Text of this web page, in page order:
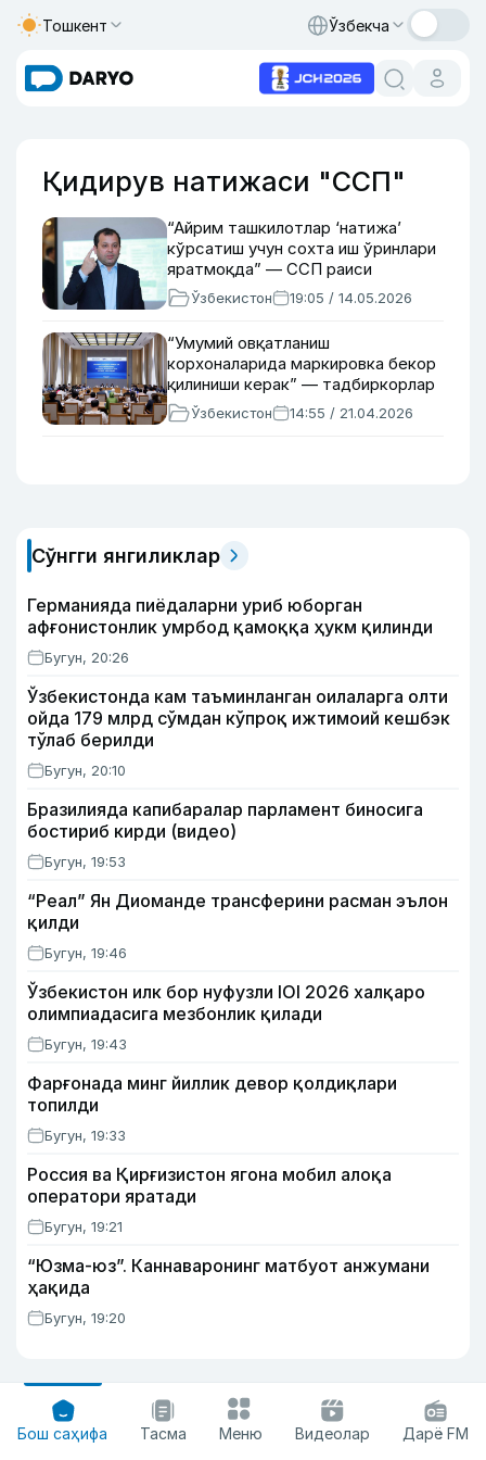
Тошкент Ўзбекча
Қидирув натижаси "ССП"
“Айрим ташкилотлар ‘натижа’
кўрсатиш учун сохта иш ўринлари
яратмоқда” — ССП раиси
Ўзбекистон 19:05 / 14.05.2026
“Умумий овқатланиш
корхоналарида маркировка бекор
қилиниши керак” — тадбиркорлар
Ўзбекистон 14:55 / 21.04.2026
Сўнгги янгиликлар
Германияда пиёдаларни уриб юборган
афғонистонлик умрбод қамоққа ҳукм қилинди
Бугун, 20:26
Ўзбекистонда кам таъминланган оилаларга олти
ойда 179 млрд сўмдан кўпроқ ижтимоий кешбэк
тўлаб берилди
Бугун, 20:10
Бразилияда капибаралар парламент биносига
бостириб кирди (видео)
Бугун, 19:53
“Реал” Ян Диоманде трансферини расман эълон
қилди
Бугун, 19:46
Ўзбекистон илк бор нуфузли IOI 2026 халқаро
олимпиадасига мезбонлик қилади
Бугун, 19:43
Фарғонада минг йиллик девор қолдиқлари
топилди
Бугун, 19:33
Россия ва Қирғизистон ягона мобил алоқа
оператори яратади
Бугун, 19:21
“Юзма-юз”. Каннаваронинг матбуот анжумани
ҳақида
Бугун, 19:20
Бош саҳифа Тасма Меню Видеолар Дарё FM